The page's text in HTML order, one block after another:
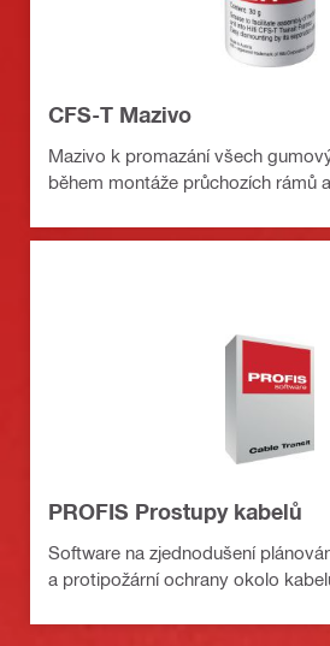
CFS-T Mazivo
Mazivo k promazání všech
během montáže průchozích rámů
PROFIS Prostupy kabelů
Software na zjednodušení
a protipožární ochrany okolo